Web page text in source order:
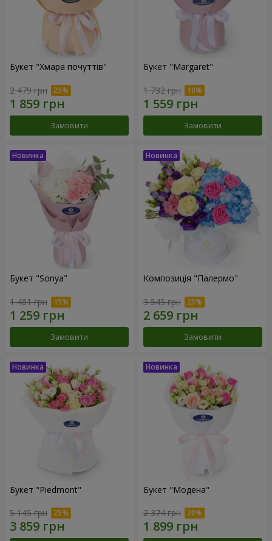
Букет "Хмара почуттів"
2 479 грн
Замовити
Букет "Margaret"
1 732 грн
Замовити
Букет "Sonya"
1 481 грн
Замовити
Композиція "Палермо"
3 545 грн
Замовити
Букет "Piedmont"
5 145 грн
Букет "Модена"
2 374 грн